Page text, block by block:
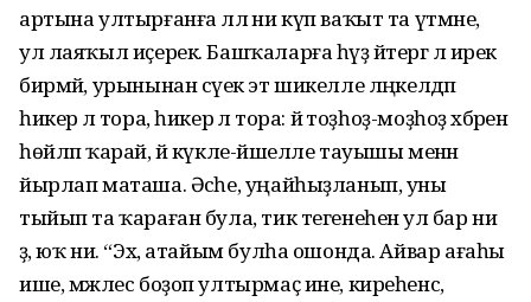
артына ултырғанға әллә ни күп ваҡыт та үтмәне, ә
ул лаяҡыл иҫерек. Башҡаларға һүҙ әйтергә лә ирек
бирмәй, урынынан сәүек эт шикелле ләңкелдәп
һикерә лә тора, һикерә лә тора: йә тоҙһоҙ-моҙһоҙ хәбәрен
һөйләп ҡарай, йә күкле-йәшелле тауышы менән
йырлап маташа. Әсәһе, уңайһыҙланып, уны
тыйып та ҡараған була, тик тегенеһенә ул бар ни
ҙә, юҡ ни. “Эх, атайым булһа ошонда. Айвар ағаһы
ише, мәжлес боҙоп ултырмаҫ ине, киреһенсә,